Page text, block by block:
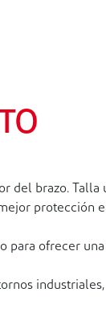
del brazo.
protección
para ofrecer